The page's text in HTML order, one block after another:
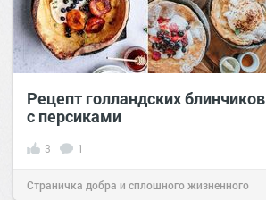
Рецепт голландских блинчиков
с персиками
3 1
Страничка добра и сплошного жизненного